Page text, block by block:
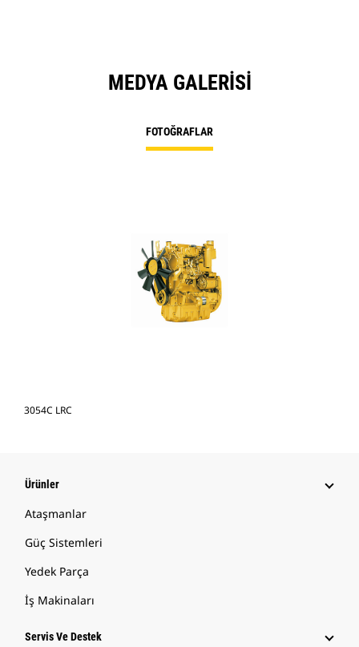
MEDYA GALERISI
FOTOĞRAFLAR
3054C LRC
Ürünler
Ataşmanlar
Güç Sistemleri
Yedek Parça
İş Makinaları
Servis Ve Destek